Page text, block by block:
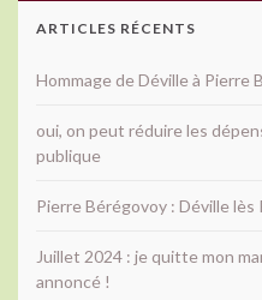
ARTICLES RÉCENTS
Hommage de Déville à Pierre
oui, on peut réduire les
publique
Pierre Bérégovoy : Déville lès
Juillet 2024 : je quitte mon
annoncé !